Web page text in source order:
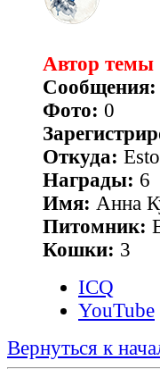
Автор темы
Сообщения:
Фото: 0
Откуда:
Награды: 6
Имя: Анна
Питомник:
Кошки: 3
ICQ
YouTube
Вернуться к